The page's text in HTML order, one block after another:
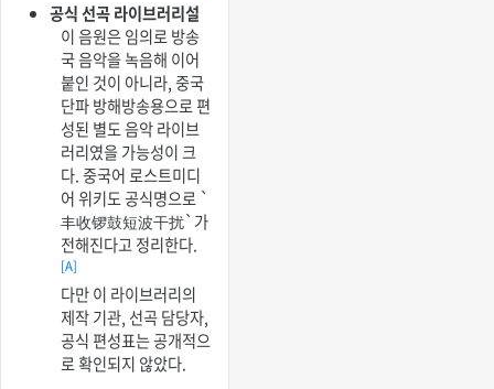
공식 선곡 라이브러리설
이 음원은 임의로 방송
국 음악을 녹음해 이어
붙인 것이 아니라, 중국
단파 방해방송용으로 편
성된 별도 음악 라이브
러리였을 가능성이 크
다. 중국어 로스트미디
어 위키도 공식명으로 `
丰收锣鼓短波干扰`가
전해진다고 정리한다.
[A]
다만 이 라이브러리의
제작 기관, 선곡 담당자,
공식 편성표는 공개적으
로 확인되지 않았다.